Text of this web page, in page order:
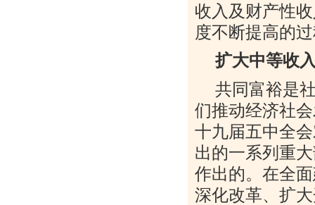
收入及财产性
度不断提高的
扩大中等收
共同富裕是
们推动经济社
十九届五中全
出的一系列重
作出的。在全
深化改革、扩